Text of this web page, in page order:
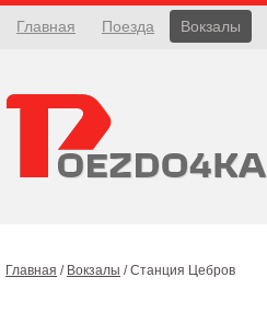
Главная Поезда Вокзалы
Главная / Вокзалы /Станция Цебров